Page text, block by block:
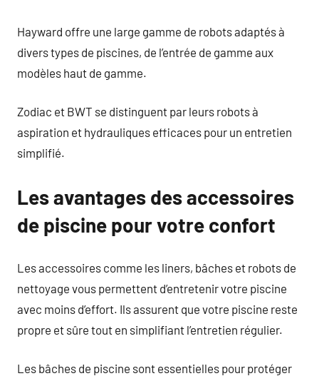
Hayward offre une large gamme de robots adaptés à
divers types de piscines, de l’entrée de gamme aux
modèles haut de gamme.
Zodiac et BWT se distinguent par leurs robots à
aspiration et hydrauliques efficaces pour un entretien
simplifié.
Les avantages des accessoires
de piscine pour votre confort
Les accessoires comme les liners, bâches et robots de
nettoyage vous permettent d’entretenir votre piscine
avec moins d’effort. Ils assurent que votre piscine reste
propre et sûre tout en simplifiant l’entretien régulier.
Les bâches de piscine sont essentielles pour protéger